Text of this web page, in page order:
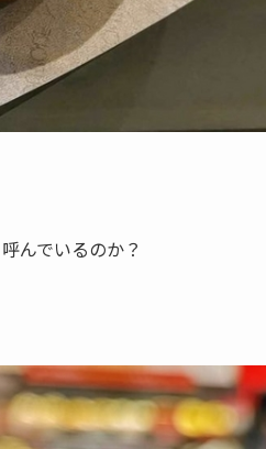
んでいるのか？